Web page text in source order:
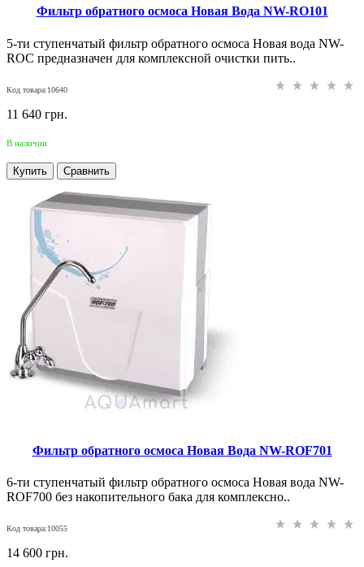
Фильтр обратного осмоса Новая Вода NW-RO101
5-ти ступенчатый фильтр обратного осмоса Новая вода NW-
ROC предназначен для комплексной очистки пить..
Код товара:10640
11 640 грн.
В наличии
Купить Сравнить
Фильтр обратного осмоса Новая Вода NW-ROF701
6-ти ступенчатый фильтр обратного осмоса Новая вода NW-
ROF700 без накопительного бака для комплексно..
Код товара:10055
14 600 грн.